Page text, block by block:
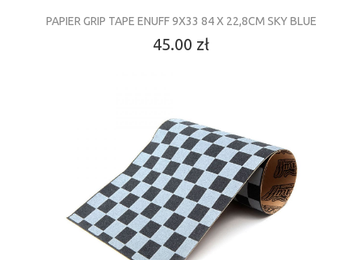
PAPIER GRIP TAPE ENUFF 9X33 84 X 22,8CM SKY BLUE
45.00 zł